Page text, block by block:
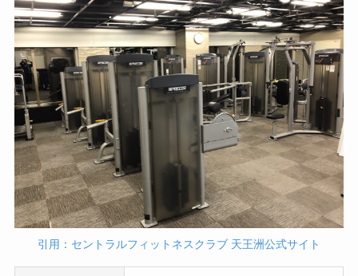
引用：セントラルフィットネスクラブ 天王洲公式サイト